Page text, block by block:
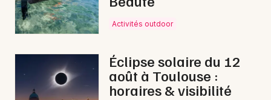
Magazine à CastresActivités outdoor
Éclipse solaire du 12
août à Toulouse :
horaires & visibilité